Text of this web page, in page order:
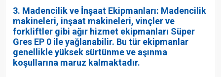
3. Madencilik ve İnşaat Ekipmanları: Madencilik
makineleri, inşaat makineleri, vinçler ve
forkliftler gibi ağır hizmet ekipmanları Süper
Gres EP 0 ile yağlanabilir. Bu tür ekipmanlar
genellikle yüksek sürtünme ve aşınma
koşullarına maruz kalmaktadır.